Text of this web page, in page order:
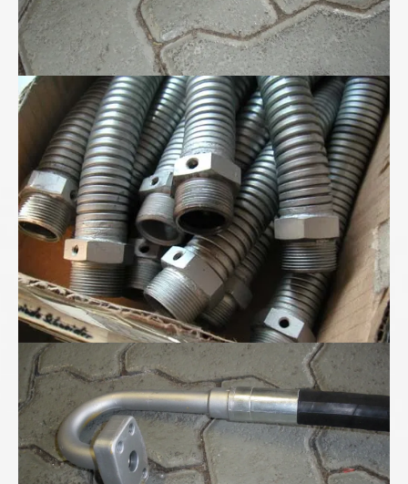
Sonderagraffschläuche
180°-Hydraulik - Blockflansch